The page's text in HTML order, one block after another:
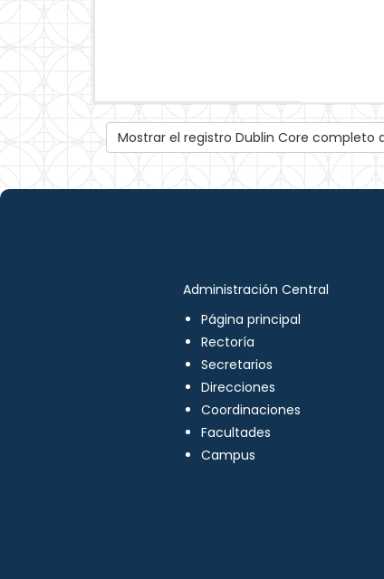
Mostrar el registro Dublin Core completo
Administración Central
Página principal
Rectoría
Secretarios
Direcciones
Coordinaciones
Facultades
Campus